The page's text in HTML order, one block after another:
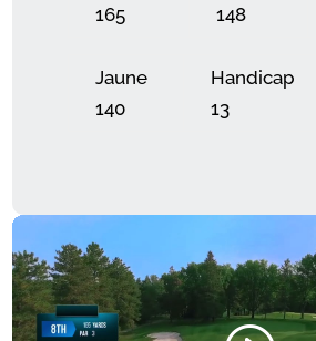
165
148
Jaune
140
Handicap
13